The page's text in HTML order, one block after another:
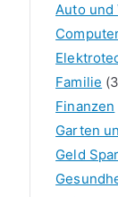
Auto und
Familie
Finanzen
Garten
Geld